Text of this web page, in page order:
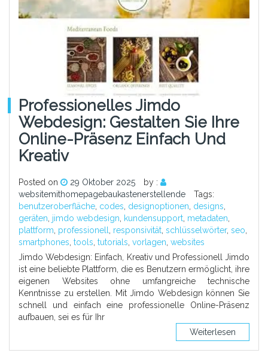
Professionelles Jimdo
Webdesign: Gestalten Sie Ihre
Online-Präsenz Einfach Und
Kreativ
Posted on 29 Oktober 2025
by :
websitemithomepagebaukastenerstellende
Tags:
benutzeroberfläche codes designoptionen designs
geräten jimdo webdesign kundensupport metadaten
plattform professionell responsivität schlüsselwörter, seo
smartphones tools tutorials vorlagen websites
Jimdo Webdesign: Einfach, Kreativ und Professionell Jimdo
ist eine beliebte Plattform, die es Benutzern ermöglicht, ihre
eigenen Websites ohne umfangreiche technische
Kenntnisse zu erstellen. Mit Jimdo Webdesign können Sie
schnell und einfach eine professionelle Online-Präsenz
aufbauen, sei es für Ihr
Weiterlesen